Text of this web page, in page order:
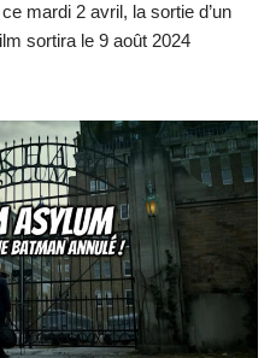
mardi 2 avril, la sortie d’un
sortira le 9 août 2024